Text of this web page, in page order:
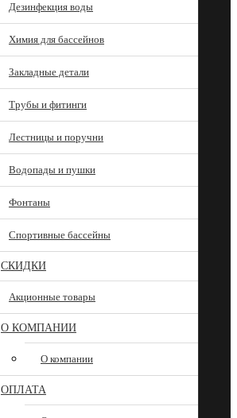
Дезинфекция воды
Химия для бассейнов
Закладные детали
Трубы и фитинги
Лестницы и поручни
Водопады и пушки
Фонтаны
Спортивные бассейны
СКИДКИ
Акционные товары
О КОМПАНИИ
О компании
ОПЛАТА